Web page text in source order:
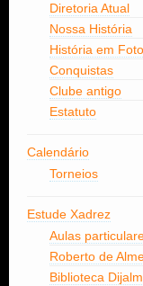
Diretoria Atual
Nossa História
História em
Conquistas
Clube antigo
Estatuto
Calendário
Torneios
Estude Xadrez
Aulas
Roberto de
Biblioteca